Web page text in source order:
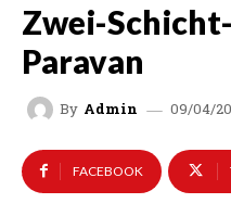
Zwei-
Paravan
By Admin 09/04/
FACEBOOK